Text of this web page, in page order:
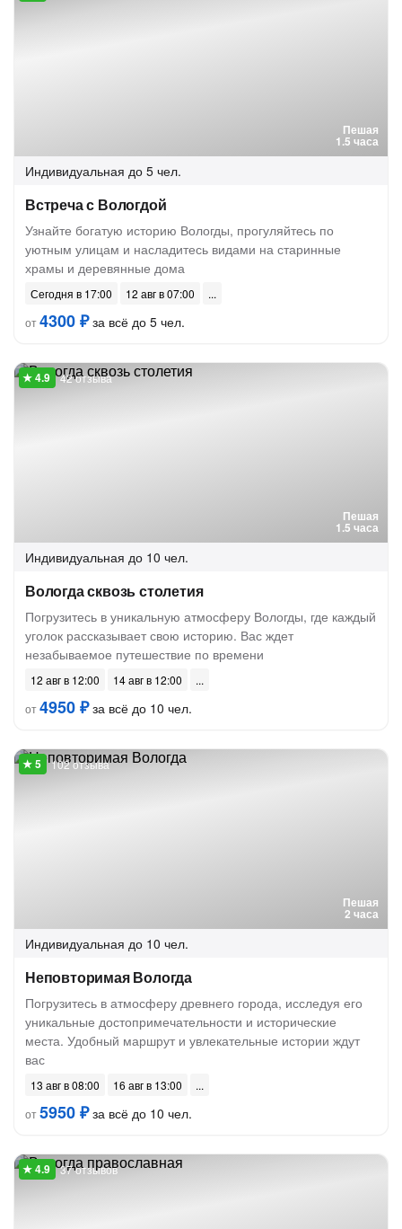
Пешая
1.5 часа
Индивидуальная до 5 чел.
Встреча с Вологдой
Узнайте богатую историю Вологды, прогуляйтесь по
уютным улицам и насладитесь видами на старинные
храмы и деревянные дома
Сегодня в 17:00
12 авг в 07:00
от4300 ₽за всё до 5 чел.
Пешая
1.5 часа
42 отзыва
Индивидуальная до 10 чел.
Вологда сквозь столетия
Погрузитесь в уникальную атмосферу Вологды, где каждый
уголок рассказывает свою историю. Вас ждет
незабываемое путешествие по времени
12 авг в 12:00
14 авг в 12:00
от4950 ₽за всё до 10 чел.
Пешая
2 часа
102 отзыва
Индивидуальная до 10 чел.
Неповторимая Вологда
Погрузитесь в атмосферу древнего города, исследуя его
уникальные достопримечательности и исторические
места. Удобный маршрут и увлекательные истории ждут
вас
13 авг в 08:00
16 авг в 13:00
от5950 ₽за всё до 10 чел.
37 отзывов